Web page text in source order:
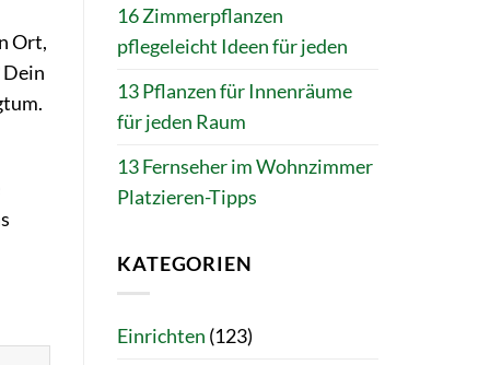
Ort,
Dein
16 Zimmerpflanzen
pflegeleicht Ideen für jeden
13 Pflanzen für Innenräume
für jeden Raum
13 Fernseher im Wohnzimmer
Platzieren-Tipps
KATEGORIEN
Einrichten (123)